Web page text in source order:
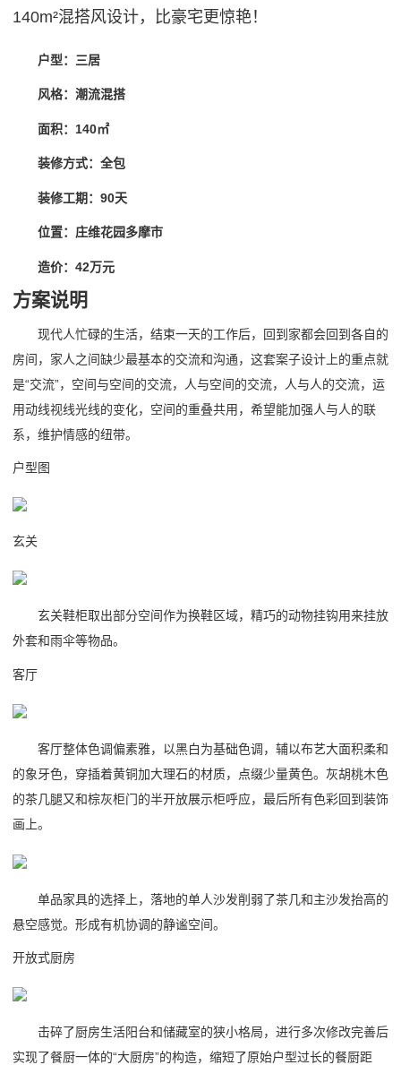
140m²混搭风设计，比豪宅更惊艳！
户型：三居
风格：潮流混搭
面积：140㎡
装修方式：全包
装修工期：90天
位置：庄维花园多摩市
造价：42万元
方案说明
现代人忙碌的生活，结束一天的工作后，回到家都会回到各自的
房间，家人之间缺少最基本的交流和沟通，这套案子设计上的重点就
是“交流”，空间与空间的交流，人与空间的交流，人与人的交流，运
用动线视线光线的变化，空间的重叠共用，希望能加强人与人的联
系，维护情感的纽带。
户型图
玄关
玄关鞋柜取出部分空间作为换鞋区域，精巧的动物挂钩用来挂放
外套和雨伞等物品。
客厅
客厅整体色调偏素雅，以黑白为基础色调，辅以布艺大面积柔和
的象牙色，穿插着黄铜加大理石的材质，点缀少量黄色。灰胡桃木色
的茶几腿又和棕灰柜门的半开放展示柜呼应，最后所有色彩回到装饰
画上。
单品家具的选择上，落地的单人沙发削弱了茶几和主沙发抬高的
悬空感觉。形成有机协调的静谧空间。
开放式厨房
击碎了厨房生活阳台和储藏室的狭小格局，进行多次修改完善后
实现了餐厨一体的“大厨房”的构造，缩短了原始户型过长的餐厨距